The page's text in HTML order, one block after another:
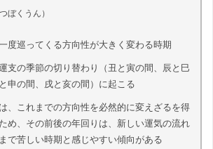
つぼくうん）
度巡ってくる方向性が大きく変わる時期
支の季節の切り替わり（丑と寅の間、辰と巳
申の間、戌と亥の間）に起こる
、これまでの方向性を必然的に変えざるを得
め、その前後の年回りは、新しい運気の流れ
で苦しい時期と感じやすい傾向がある